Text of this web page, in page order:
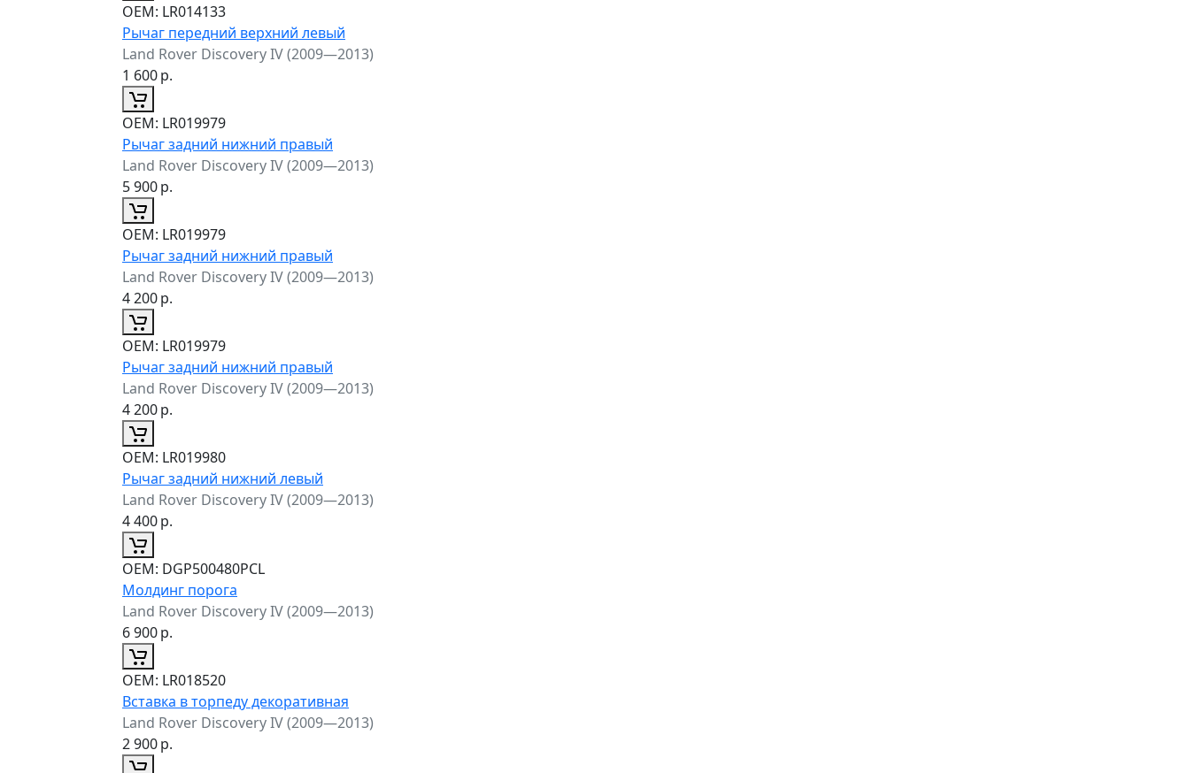
ОЕМ: LR014133
Рычаг передний верхний левый
Land Rover Discovery IV (2009—2013)
1 600р.
ОЕМ: LR019979
Рычаг задний нижний правый
Land Rover Discovery IV (2009—2013)
5 900р.
ОЕМ: LR019979
Рычаг задний нижний правый
Land Rover Discovery IV (2009—2013)
4 200р.
ОЕМ: LR019979
Рычаг задний нижний правый
Land Rover Discovery IV (2009—2013)
4 200р.
ОЕМ: LR019980
Рычаг задний нижний левый
Land Rover Discovery IV (2009—2013)
4 400р.
ОЕМ: DGP500480PCL
Молдинг порога
Land Rover Discovery IV (2009—2013)
6 900р.
ОЕМ: LR018520
Вставка в торпеду декоративная
Land Rover Discovery IV (2009—2013)
2 900р.